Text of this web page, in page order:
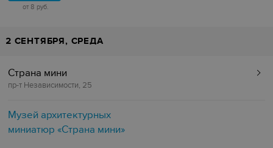
от 8 руб.
2 СЕНТЯБРЯ, СРЕДА
Страна мини
пр-т Независимости, 25
Музей архитектурных
миниатюр «Страна мини»